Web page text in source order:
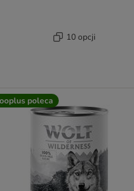
10 opcji
poleca